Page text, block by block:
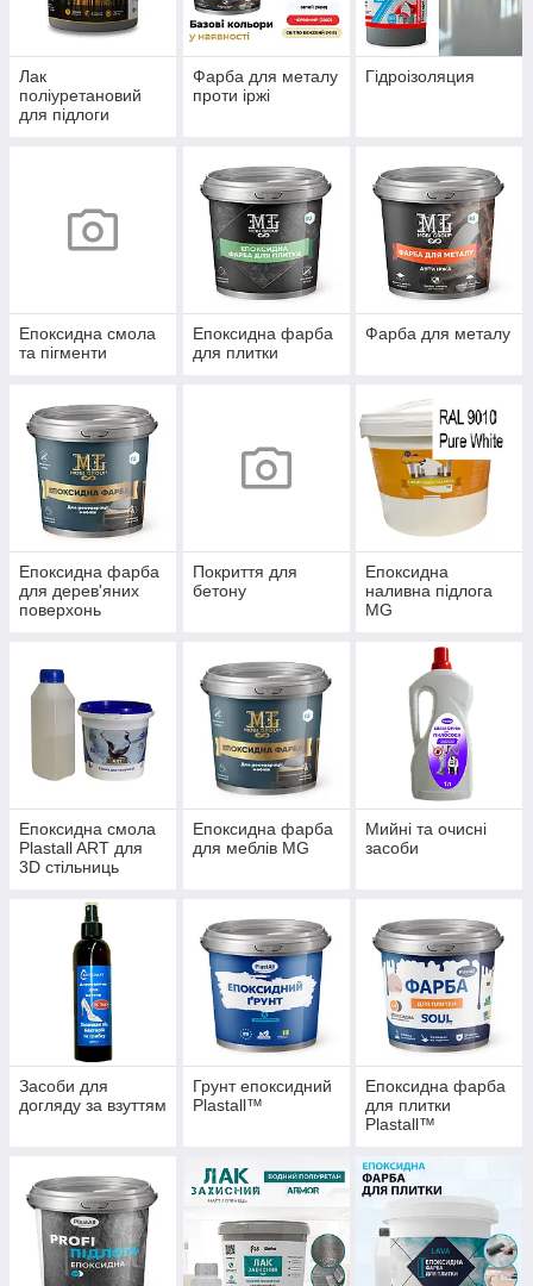
Лак
поліуретановий
для підлоги
Фарба для металу
проти іржі
Гідроізоляция
Епоксидна смола
та пігменти
Епоксидна фарба
для плитки
Фарба для металу
Епоксидна фарба
для дерев'яних
поверхонь
Покриття для
бетону
Епоксидна
наливна підлога
MG
Епоксидна смола
Plastall ART для
3D стільниць
Епоксидна фарба
для меблів MG
Мийні та очисні
засоби
Засоби для
догляду за взуттям
Грунт епоксидний
Plastall™
Епоксидна фарба
для плитки
Plastall™